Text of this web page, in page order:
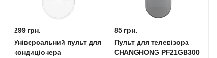
299 грн.
Універсальний пульт для
кондиціонера
85 грн.
Пульт для телевізора
CHANGHONG PF21GB300